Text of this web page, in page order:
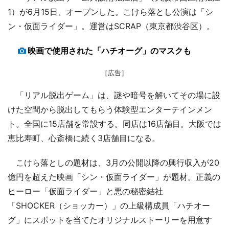
1）が6月15日、オープンした。こけら落とし公演は「シ
ン・仮面ライダー」。運営はSCRAP（東京都渋谷区）。
映画で使用された「ハチオーグ」のマスクも
［広告］
「リアル脱出ゲーム」は、謎や暗号を解いてその場に設
けた空間から脱出してもらう体験型エンターテインメン
ト。全国に15店舗を常設する。同店は16店舗目。大阪では
恵比寿町、心斎橋に続く3店舗目になる。
こけら落としの題材は、3月の公開以降の興行収入が20
億円を超えた映画「シン・仮面ライダー」が題材。正義の
ヒーロー「仮面ライダー」と悪の秘密結社
「SHOCKER（ショッカー）」の上級構成員「ハチオー
グ」にスポットを当てたオリジナルストーリーを用意す